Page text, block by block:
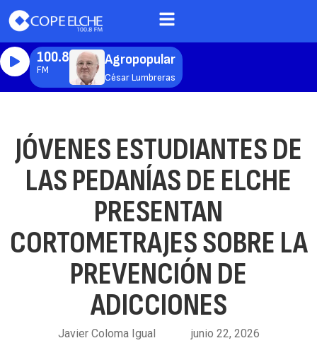
100.8
FM
Agropopular
César Lumbreras
JÓVENES ESTUDIANTES DE
LAS PEDANÍAS DE ELCHE
PRESENTAN
CORTOMETRAJES SOBRE LA
PREVENCIÓN DE
ADICCIONES
Javier Coloma Igual junio 22, 2026